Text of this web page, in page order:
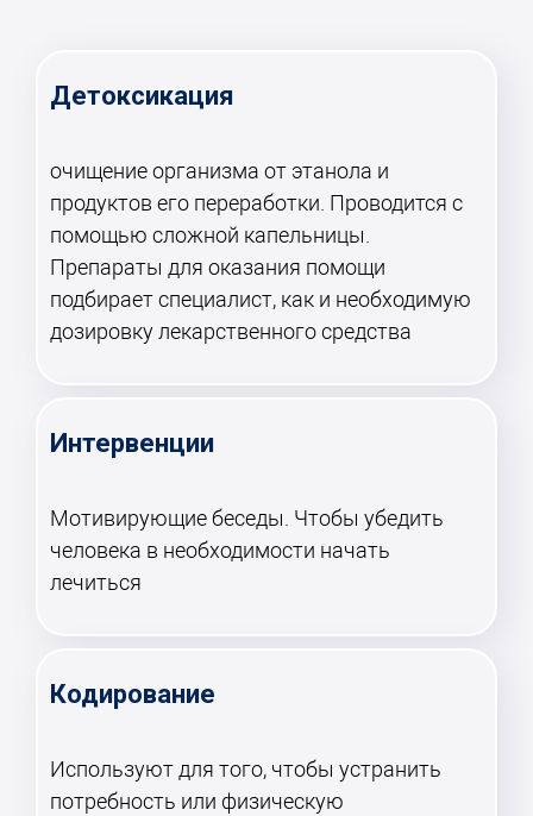
Детоксикация
очищение организма от этанола и
продуктов его переработки. Проводится с
помощью сложной капельницы.
Препараты для оказания помощи
подбирает специалист, как и необходимую
дозировку лекарственного средства
Интервенции
Мотивирующие беседы. Чтобы убедить
человека в необходимости начать
лечиться
Кодирование
Используют для того, чтобы устранить
потребность или физическую